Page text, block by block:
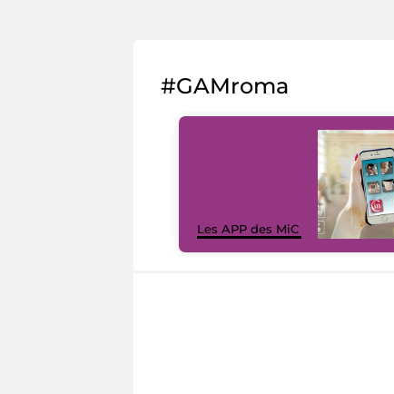
#GAMroma
Les APP des MiC